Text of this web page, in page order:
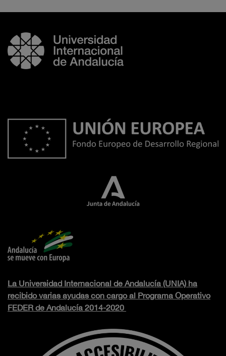
La Universidad Internacional de Andalucía (UNIA) ha
recibido varias ayudas con cargo al Programa Operativo
FEDER de Andalucía 2014-2020